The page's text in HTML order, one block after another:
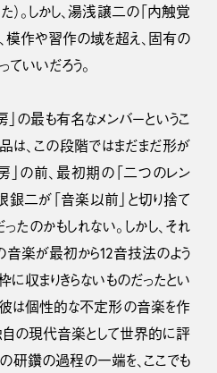
。しかし、湯浅譲二の「内触覚
模作や習作の域を超え、固有の
いいだろう。
の最も有名なメンバーというこ
は、この段階ではまだまだ形が
」の前、最初期の「二つのレン
銀二が「音楽以前」と切り捨て
たのかもしれない。しかし、それ
音楽が最初から12音技法のよう
収まりきらないものだったとい
彼は個性的な不定形の音楽を作
自の現代音楽として世界的に評
研鑽の過程の一端を、ここでも